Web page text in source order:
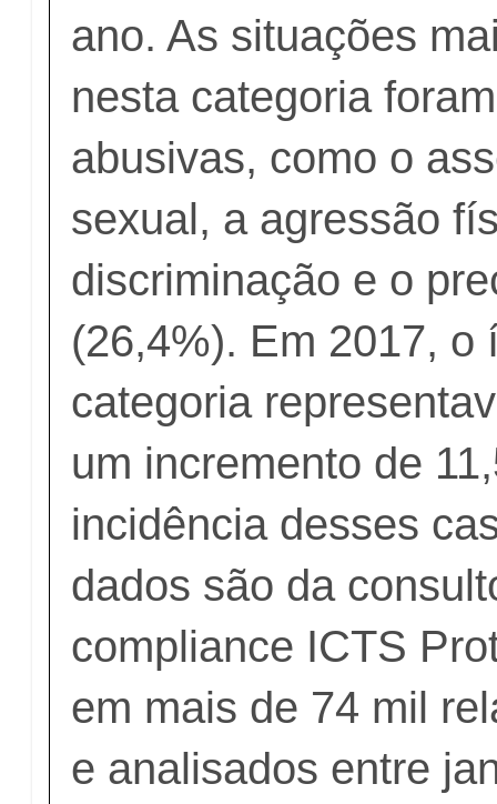
ano. As situações
nesta categoria
abusivas, como o
sexual, a agressão
discriminação e o
(26,4%). Em 2017, o
categoria
um incremento de
incidência desses
dados são da
compliance ICTS
em mais de 74 mil
e analisados entre